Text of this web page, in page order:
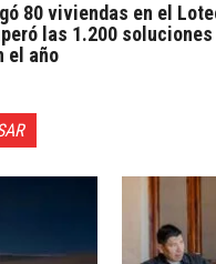
80 viviendas en el
las 1.200 soluciones
el año